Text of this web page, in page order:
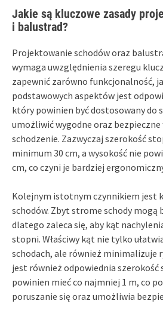
Jakie są kluczowe zasady
i balustrad?
Projektowanie schodów oraz
wymaga uwzględnienia szeregu
zapewnić zarówno funkcjonalność,
podstawowych aspektów jest
który powinien być dostosowany do
umożliwić wygodne oraz bezpieczne
schodzenie. Zazwyczaj szerokość
minimum 30 cm, a wysokość nie
cm, co czyni je bardziej
Kolejnym istotnym czynnikiem jest
schodów. Zbyt strome schody mogą
dlatego zaleca się, aby kąt
stopni. Właściwy kąt nie tylko
schodach, ale również minimalizuje
jest również odpowiednia szerokość
powinien mieć co najmniej 1 m, co
poruszanie się oraz umożliwia